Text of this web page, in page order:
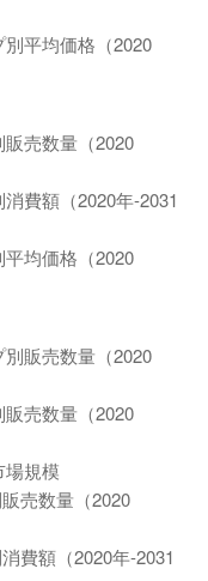
平均価格（2020
売数量（2020
費額（2020年-2031
均価格（2020
販売数量（2020
売数量（2020
規模
売数量（2020
費額（2020年-2031